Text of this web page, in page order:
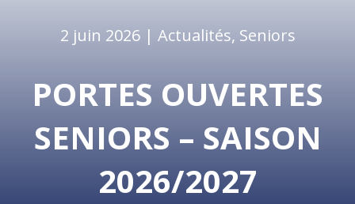
2 juin 2026 | Actualités, Seniors
PORTES OUVERTES
SENIORS – SAISON
2026/2027